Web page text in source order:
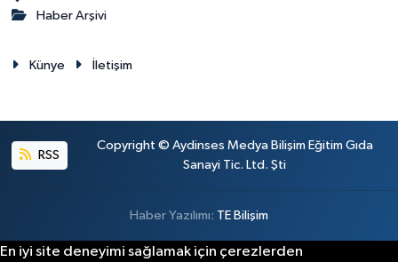
Haber Arşivi
Künye İletişim
RSS
Copyright © Aydinses Medya Bilişim Eğitim Gıda
Sanayi Tic. Ltd. Şti
Haber Yazılımı: TE Bilişim
En iyi site deneyimi sağlamak için çerezlerden